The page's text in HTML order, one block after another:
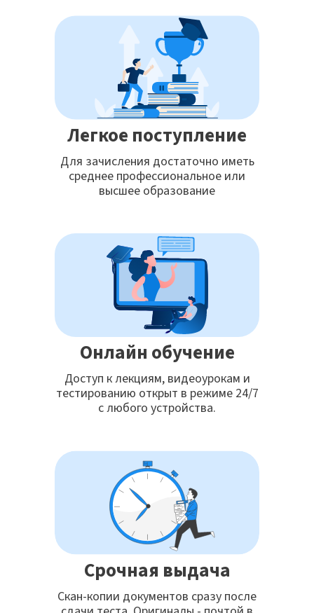
Легкое поступление
Для зачисления достаточно иметь
среднее профессиональное или
высшее образование
Онлайн обучение
Доступ к лекциям, видеоурокам и
тестированию открыт в режиме 24/7
с любого устройства.
Срочная выдача
Скан-копии документов сразу после